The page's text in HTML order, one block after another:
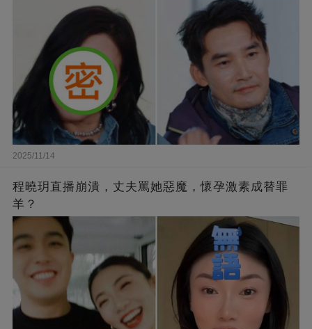
2025/11/14
程曉玥直播崩潰，丈夫罵她惡魔，懷孕激素成替罪
羊？